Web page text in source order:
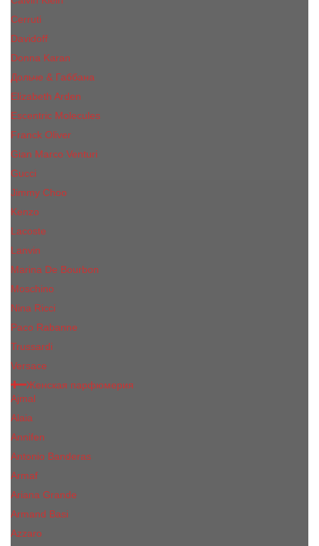
Cerruti
Davidoff
Donna Karan
Дольче & Габбана
Elizabeth Arden
Escentric Molecules
Franck Oliver
Gian Marco Venturi
Gucci
Jimmy Choo
Kenzo
Lacoste
Lanvin
Marina De Bourbon
Moschino
Nina Ricci
Paco Rabanne
Trussardi
Versace
Женская парфюмерия
Ajmal
Alaia
Annifen
Antonio Banderas
Armaf
Ariana Grande
Armand Basi
Azzaro